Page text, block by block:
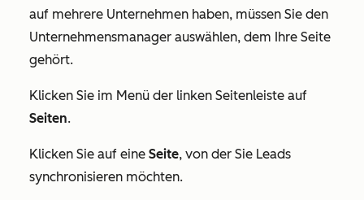
auf mehrere Unternehmen haben, müssen Sie den
Unternehmensmanager auswählen, dem Ihre Seite
gehört.
Klicken Sie im Menü der linken Seitenleiste auf
Seiten.
Klicken Sie auf eine Seite, von der Sie Leads
synchronisieren möchten.